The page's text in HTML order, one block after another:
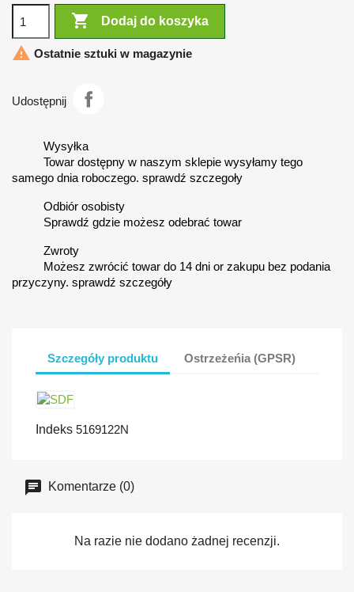
 Dodaj do koszyka
 Ostatnie sztuki w magazynie
Udostępnij
Wysyłka
Towar dostępny w naszym sklepie wysyłamy tego
samego dnia roboczego. sprawdź szczegoły
Odbiór osobisty
Sprawdź gdzie możesz odebrać towar
Zwroty
Możesz zwrócić towar do 14 dni or zakupu bez podania
przyczyny. sprawdź szczegóły
Szczegóły produktu Ostrzeżeńia (GPSR)
Indeks 5169122N
Komentarze (0)
Na razie nie dodano żadnej recenzji.